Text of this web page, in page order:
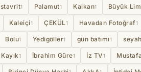
1 Palamut1 Kalkan1 Büyük
Kaleiçi1 ÇEKÜL1 Havadan Fotoğraf1
Bolu1 Yedigöller1 gün batımı1
1 İbrahim Güre1 İz TV1